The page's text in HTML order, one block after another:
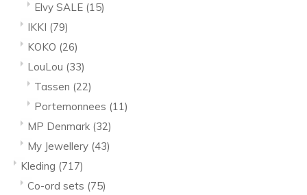
Elvy SALE (15)
IKKI (79)
KOKO (26)
LouLou (33)
Tassen (22)
Portemonnees (11)
MP Denmark (32)
My Jewellery (43)
Kleding (717)
Co-ord sets (75)